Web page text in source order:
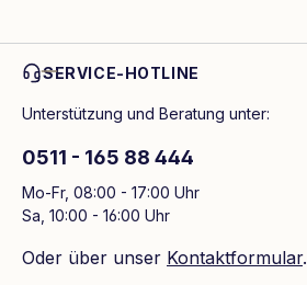
SERVICE-HOTLINE
Unterstützung und Beratung unter:
0511 - 165 88 444
Mo-Fr, 08:00 - 17:00 Uhr
Sa, 10:00 - 16:00 Uhr
Oder über unser Kontaktformular.